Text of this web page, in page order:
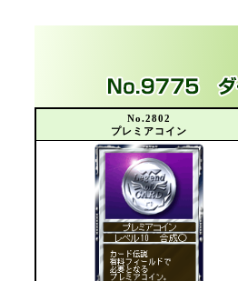
No.2802
プレミアコイン